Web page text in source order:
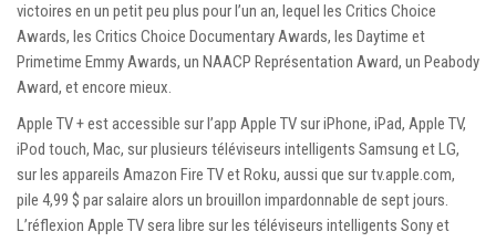
victoires en un petit peu plus pour l’un an, lequel les Critics Choice
Awards, les Critics Choice Documentary Awards, les Daytime et
Primetime Emmy Awards, un NAACP Représentation Award, un Peabody
Award, et encore mieux.
Apple TV + est accessible sur l’app Apple TV sur iPhone, iPad, Apple TV,
iPod touch, Mac, sur plusieurs téléviseurs intelligents Samsung et LG,
sur les appareils Amazon Fire TV et Roku, aussi que sur tv.apple.com,
pile 4,99 $ par salaire alors un brouillon impardonnable de sept jours.
L’réflexion Apple TV sera libre sur les téléviseurs intelligents Sony et